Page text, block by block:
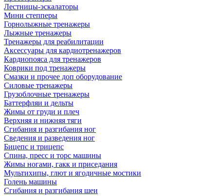
Лестницы-эскалаторы
Мини степперы
Горнолыжные тренажеры
Лыжные тренажеры
Тренажеры для реабилитации
Аксессуары для кардиотренажеров
Кардиопояса для тренажеров
Коврики под тренажеры
Смазки и прочее доп оборудование
Силовые тренажеры
Грузоблочные тренажеры
Баттерфляи и дельты
Жимы от груди и плеч
Верхняя и нижняя тяги
Сгибания и разгибания ног
Сведения и разведения ног
Бицепс и трицепс
Спина, пресс и торс машины
Жимы ногами, гакк и приседания
Мультихипы, глют и ягодичные мостики
Голень машины
Сгибания и разгибания шеи